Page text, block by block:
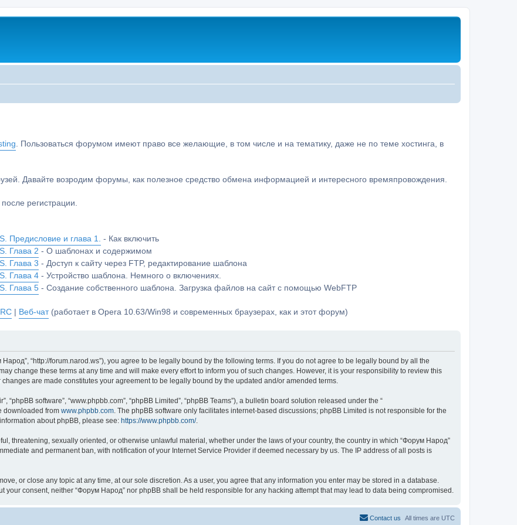
. Пользоваться форумом имеют право все желающие, в том числе и на тематику, даже не по теме хостинга, в
Давайте возродим форумы, как полезное средство обмена информацией и интересного времяпровождения.
регистрации.
Предисловие и глава 1.
- Как включить
Глава 2 - О шаблонах и содержимом
Глава 3 - Доступ к сайту через FTP, редактирование шаблона
Глава 4 - Устройство шаблона. Немного о включениях.
Глава 5 - Создание собственного шаблона. Загрузка файлов на сайт с помощью WebFTP
| Веб-чат(работает в Opera 10.63/Win98 и современных браузерах, как и этот форум)
Народ”, “http://forum.narod.ws”), you agree to be legally bound by the following terms. If you do not agree to be legally bound by all the
change these terms at any time and will make every effort to inform you of such changes. However, it is your responsibility to review this
are made constitutes your agreement to be legally bound by the updated and/or amended terms.
“phpBB software”, “www.phpbb.com”, “phpBB Limited”, “phpBB Teams”), a bulletin board solution released under the “
downloaded from www.phpbb.com . The phpBB software only facilitates internet-based discussions; phpBB Limited is not responsible for the
about phpBB, please see: https://www.phpbb.com/.
threatening, sexually oriented, or otherwise unlawful material, whether under the laws of your country, the country in which “Форум Народ”
and permanent ban, with notification of your Internet Service Provider if deemed necessary by us. The IP address of all posts is
or close any topic at any time, at our sole discretion. As a user, you agree that any information you enter may be stored in a database.
consent, neither “Форум Народ” nor phpBB shall be held responsible for any hacking attempt that may lead to data being compromised.
All times are UTC
Contact us